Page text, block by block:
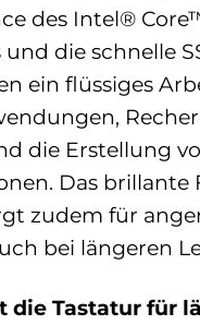
des Intel®
und die schnelle
ein flüssiges
die Erstellung
Das brillante
zudem für
bei längeren
die Tastatur für